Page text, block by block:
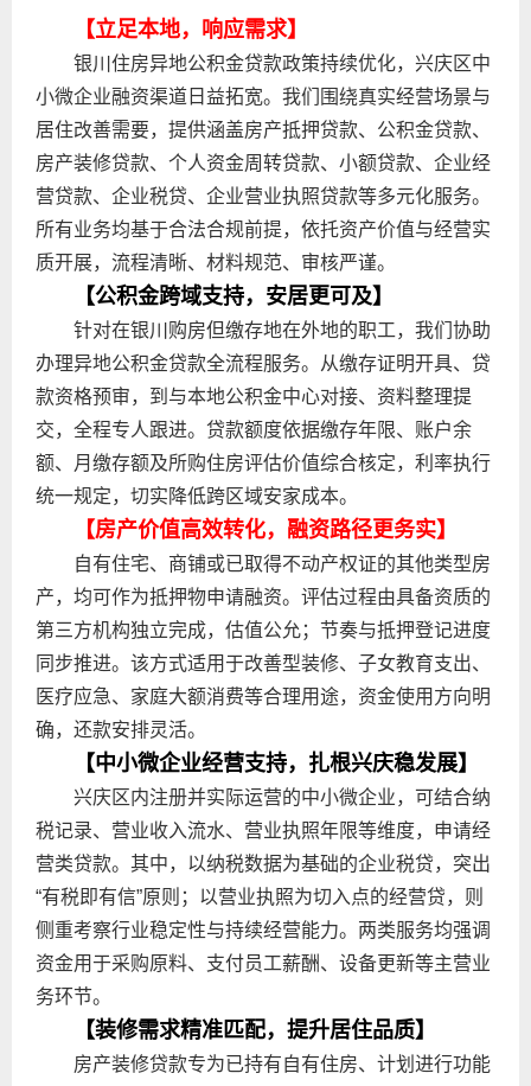
【立足本地，响应需求】
银川住房异地公积金贷款政策持续优化，兴庆区中
小微企业融资渠道日益拓宽。我们围绕真实经营场景与
居住改善需要，提供涵盖房产抵押贷款、公积金贷款、
房产装修贷款、个人资金周转贷款、小额贷款、企业经
营贷款、企业税贷、企业营业执照贷款等多元化服务。
所有业务均基于合法合规前提，依托资产价值与经营实
质开展，流程清晰、材料规范、审核严谨。
【公积金跨域支持，安居更可及】
针对在银川购房但缴存地在外地的职工，我们协助
办理异地公积金贷款全流程服务。从缴存证明开具、贷
款资格预审，到与本地公积金中心对接、资料整理提
交，全程专人跟进。贷款额度依据缴存年限、账户余
额、月缴存额及所购住房评估价值综合核定，利率执行
统一规定，切实降低跨区域安家成本。
【房产价值高效转化，融资路径更务实】
自有住宅、商铺或已取得不动产权证的其他类型房
产，均可作为抵押物申请融资。评估过程由具备资质的
第三方机构独立完成，估值公允；节奏与抵押登记进度
同步推进。该方式适用于改善型装修、子女教育支出、
医疗应急、家庭大额消费等合理用途，资金使用方向明
确，还款安排灵活。
【中小微企业经营支持，扎根兴庆稳发展】
兴庆区内注册并实际运营的中小微企业，可结合纳
税记录、营业收入流水、营业执照年限等维度，申请经
营类贷款。其中，以纳税数据为基础的企业税贷，突出
“有税即有信”原则；以营业执照为切入点的经营贷，则
侧重考察行业稳定性与持续经营能力。两类服务均强调
资金用于采购原料、支付员工薪酬、设备更新等主营业
务环节。
【装修需求精准匹配，提升居住品质】
房产装修贷款专为已持有自有住房、计划进行功能